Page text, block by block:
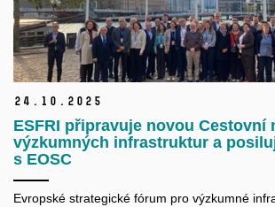
24. 10. 2025
ESFRI připravuje novou Cestovní
výzkumných infrastruktur a
s EOSC
Evropské strategické fórum pro výzkumné